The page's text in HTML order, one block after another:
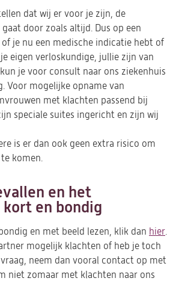
dat wij er voor je zijn, de
door zoals altijd. Dus op een
je nu een medische indicatie hebt of
eigen verloskundige, jullie zijn van
je voor consult naar ons ziekenhuis
Voor mogelijke opname van
met klachten passend bij
speciale suites ingericht en zijn wij
is er dan ook geen extra risico om
komen.
en het
en bondig
en met beeld lezen, klik dan hier.
mogelijk klachten of heb je toch
neem dan vooral contact op met
niet zomaar met klachten naar ons